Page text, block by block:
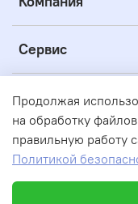
Сервис
Полезное
© 2004-2026
Продолжая
на обработку
правильную работу
Политикой